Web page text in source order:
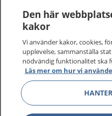
vårdärenden. Ring
sjukvårdsrådgivning
1177 ger dig råd när du
1177 på flera språk
Den här
kakor
Vi använder kakor, cookies,
upplevelse, sammanställa
nödvändig funktionalitet ska
Läs mer om hur vi